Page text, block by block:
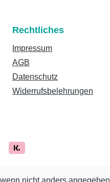
Rechtliches
Impressum
AGB
Datenschutz
Widerrufsbelehrungen
nicht anders angegeben.